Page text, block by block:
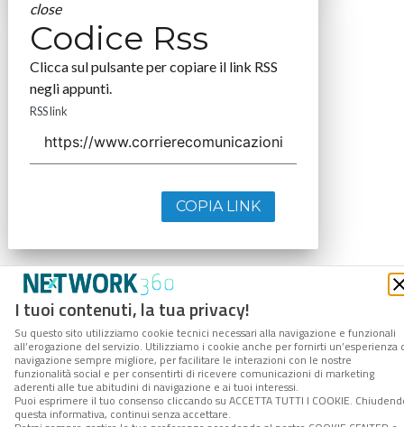
I tuoi contenuti, la tua privacy!
Su questo sito utilizziamo cookie tecnici necessari alla navigazione e funzionali
all’erogazione del servizio. Utilizziamo i cookie anche per fornirti un’esperienza
navigazione sempre migliore, per facilitare le interazioni con le nostre
funzionalità social e per consentirti di ricevere comunicazioni di marketing
aderenti alle tue abitudini di navigazione e ai tuoi interessi.
Puoi esprimere il tuo consenso cliccando su ACCETTA TUTTI I COOKIE.
questa informativa, continui senza accettare.
close
Codice Rss
Clicca sul pulsante per copiare il link RSS
negli appunti.
RSS link
COPIA LINK